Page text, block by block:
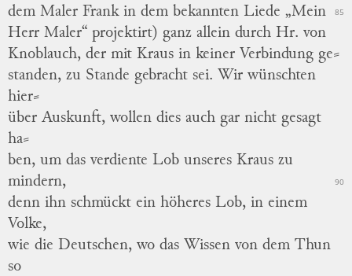
dem Maler Frank in dem bekannten Liede „Mein
85
Herr Maler“ projektirt) ganz allein durch Hr. von
Knoblauch, der mit Kraus in keiner Verbindung ge⸗
standen, zu Stande gebracht sei. Wir wünschten
hier⸗
über Auskunft, wollen dies auch gar nicht gesagt
ha⸗
ben, um das verdiente Lob unseres Kraus zu
mindern,
90
denn ihn schmückt ein höheres Lob, in einem
Volke,
wie die Deutschen, wo das Wissen von dem Thun
so